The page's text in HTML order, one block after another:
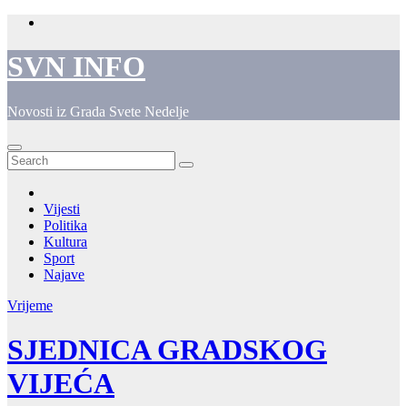
Skip
content
SVN INFO
Novosti iz Grada Svete Nedelje
Vijesti
Politika
Kultura
Sport
Najave
Vrijeme
SJEDNICA GRADSKOG
VIJEĆA